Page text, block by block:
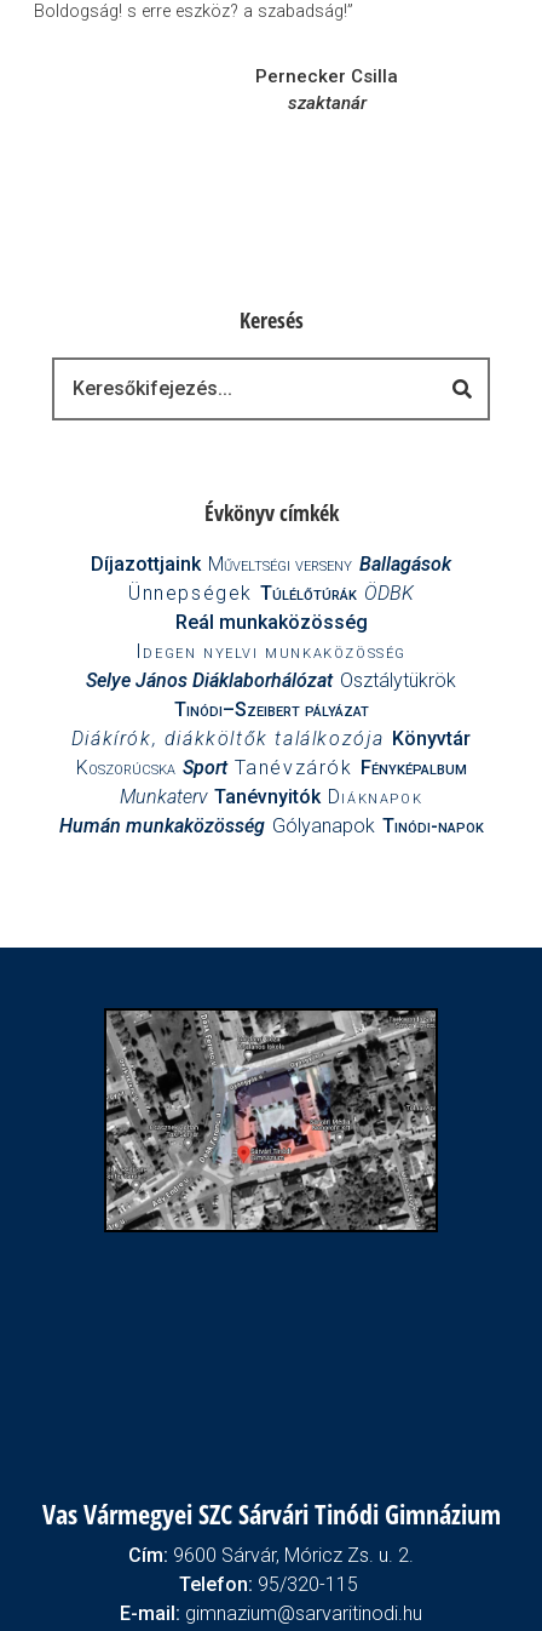
Boldogság! s erre eszköz? a szabadság!”
Pernecker Csilla
szaktanár
Keresés
Évkönyv címkék
Díjazottjaink Műveltségi verseny Ballagások
Ünnepségek Túlélőtúrák ÖDBK
Reál munkaközösség
Idegen nyelvi munkaközösség
Selye János Diáklaborhálózat Osztálytükrök
Tinódi–Szeibert pályázat
Diákírók, diákköltők találkozója Könyvtár
Koszorúcska Sport Tanévzárók Fényképalbum
Munkaterv Tanévnyitók Diáknapok
Humán munkaközösség Gólyanapok Tinódi-napok
Vas Vármegyei SZC Sárvári Tinódi Gimnázium
Cím: 9600 Sárvár, Móricz Zs. u. 2.
Telefon: 95/320-115
E-mail: gimnazium@sarvaritinodi.hu